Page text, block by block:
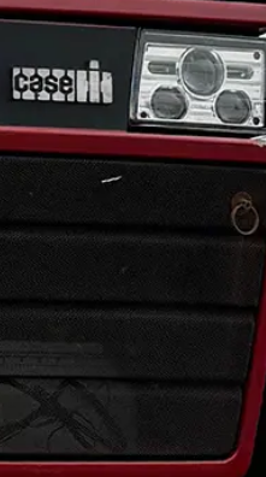
LED Guide
Find nemt den rigtige
PRØV NU